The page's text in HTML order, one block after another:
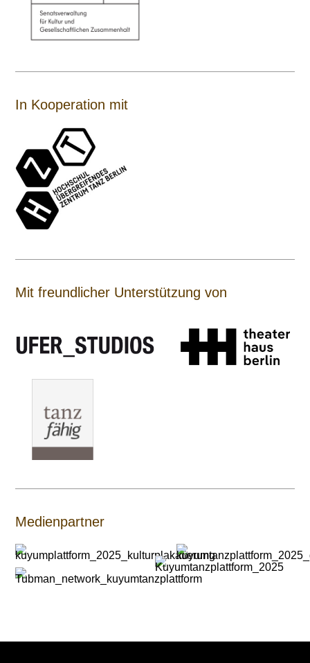
In Kooperation mit
Mit freundlicher Unterstützung von
Medienpartner